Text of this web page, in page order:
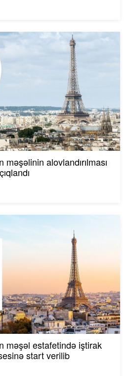
məşəlinin alovlandırılması
məşəl estafetində iştirak
start verilib